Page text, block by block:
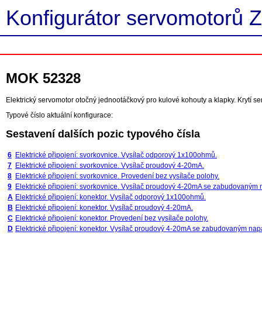
Konfigurátor servomotorů
MOK 52328
Elektrický servomotor otočný jednootáčkový pro kulové kohouty a klapky. Krytí
Typové číslo aktuální konfigurace:
Sestavení dalších pozic typového čísla
6 Elektrické připojení: svorkovnice. Vysílač odporový 1x100ohmů.
7 Elektrické připojení: svorkovnice. Vysílač proudový 4-20mA.
8 Elektrické připojení: svorkovnice. Provedení bez vysílače polohy.
9 Elektrické připojení: svorkovnice. Vysílač proudový 4-20mA se zabudovaným
A Elektrické připojení: konektor. Vysílač odporový 1x100ohmů.
B Elektrické připojení: konektor. Vysílač proudový 4-20mA.
C Elektrické připojení: konektor. Provedení bez vysílače polohy.
D Elektrické připojení: konektor. Vysílač proudový 4-20mA se zabudovaným